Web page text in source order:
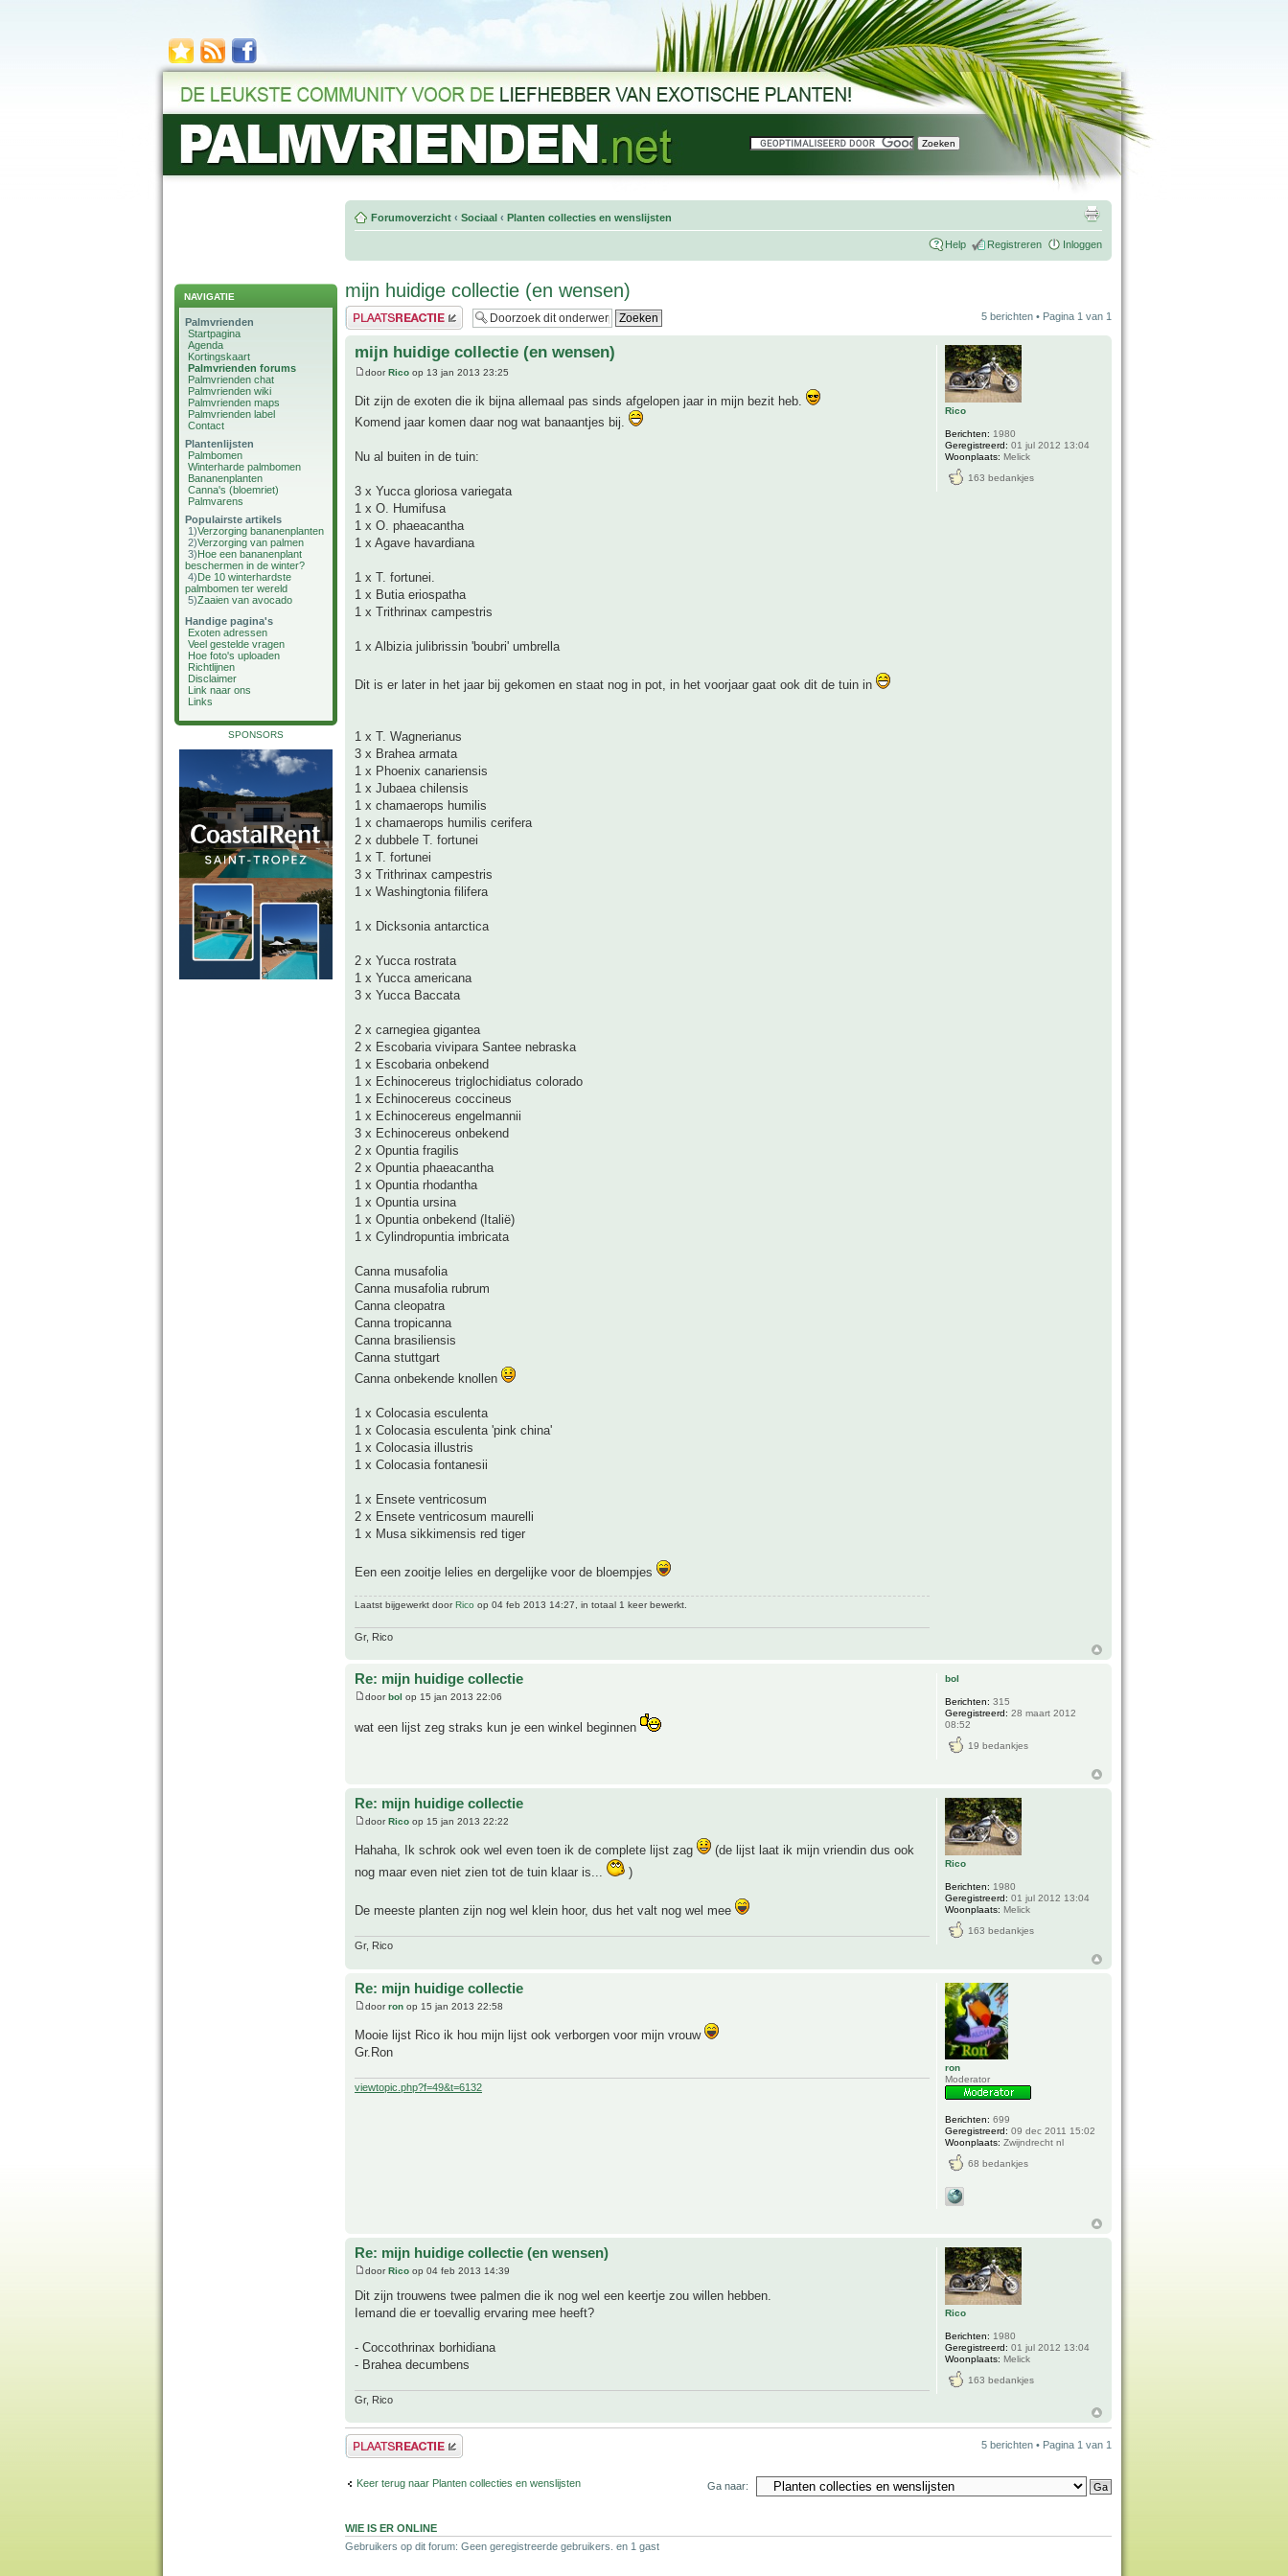
NAVIGATIE
Palmvrienden
Startpagina
Agenda
Kortingskaart
Palmvrienden forums
Palmvrienden chat
Palmvrienden wiki
Palmvrienden maps
Palmvrienden label
Contact
Plantenlijsten
Palmbomen
Winterharde palmbomen
Bananenplanten
Canna's (bloemriet)
Palmvarens
Populairste artikels
1)Verzorging bananenplanten
2)Verzorging van palmen
3)Hoe een bananenplant
beschermen in de winter?
4)De 10 winterhardste
palmbomen ter wereld
5)Zaaien van avocado
Handige pagina's
Exoten adressen
Veel gestelde vragen
Hoe foto's uploaden
Richtlijnen
Disclaimer
Link naar ons
Links
SPONSORS
Forumoverzicht ‹ Sociaal ‹ Planten collecties en wenslijsten
Help Registreren Inloggen
mijn huidige collectie (en wensen)
Plaats een reactie 5 berichten • Pagina 1 van 1
mijn huidige collectie (en wensen)
doorRico op 13 jan 2013 23:25
Dit zijn de exoten die ik bijna allemaal pas sinds afgelopen jaar in mijn bezit heb.
Komend jaar komen daar nog wat banaantjes bij.
Nu al buiten in de tuin:
3 x Yucca gloriosa variegata
1 x O. Humifusa
1 x O. phaeacantha
1 x Agave havardiana
1 x T. fortunei.
1 x Butia eriospatha
1 x Trithrinax campestris
1 x Albizia julibrissin 'boubri' umbrella
Dit is er later in het jaar bij gekomen en staat nog in pot, in het voorjaar gaat ook dit de tuin in
1 x T. Wagnerianus
3 x Brahea armata
1 x Phoenix canariensis
1 x Jubaea chilensis
1 x chamaerops humilis
1 x chamaerops humilis cerifera
2 x dubbele T. fortunei
1 x T. fortunei
3 x Trithrinax campestris
1 x Washingtonia filifera
1 x Dicksonia antarctica
2 x Yucca rostrata
1 x Yucca americana
3 x Yucca Baccata
2 x carnegiea gigantea
2 x Escobaria vivipara Santee nebraska
1 x Escobaria onbekend
1 x Echinocereus triglochidiatus colorado
1 x Echinocereus coccineus
1 x Echinocereus engelmannii
3 x Echinocereus onbekend
2 x Opuntia fragilis
2 x Opuntia phaeacantha
1 x Opuntia rhodantha
1 x Opuntia ursina
1 x Opuntia onbekend (Italië)
1 x Cylindropuntia imbricata
Canna musafolia
Canna musafolia rubrum
Canna cleopatra
Canna tropicanna
Canna brasiliensis
Canna stuttgart
Canna onbekende knollen
1 x Colocasia esculenta
1 x Colocasia esculenta 'pink china'
1 x Colocasia illustris
1 x Colocasia fontanesii
1 x Ensete ventricosum
2 x Ensete ventricosum maurelli
1 x Musa sikkimensis red tiger
Een een zooitje lelies en dergelijke voor de bloempjes
Laatst bijgewerkt doorRico op 04 feb 2013 14:27, in totaal 1 keer bewerkt.
Gr, Rico
Rico
Berichten: 1980
Geregistreerd: 01 jul 2012 13:04
Woonplaats: Melick
163 bedankjes
Re: mijn huidige collectie
doorbol op 15 jan 2013 22:06
wat een lijst zeg straks kun je een winkel beginnen
bol
Berichten: 315
Geregistreerd: 28 maart 2012
08:52
19 bedankjes
Re: mijn huidige collectie
doorRico op 15 jan 2013 22:22
Hahaha, Ik schrok ook wel even toen ik de complete lijst zag
(de lijst laat ik mijn vriendin dus ook
nog maar even niet zien tot de tuin klaar is...
)
De meeste planten zijn nog wel klein hoor, dus het valt nog wel mee
Gr, Rico
Rico
Berichten: 1980
Geregistreerd: 01 jul 2012 13:04
Woonplaats: Melick
163 bedankjes
Re: mijn huidige collectie
doorron op 15 jan 2013 22:58
Mooie lijst Rico ik hou mijn lijst ook verborgen voor mijn vrouw
Gr.Ron
viewtopic.php?f=49&t=6132
ron
Moderator
Berichten: 699
Geregistreerd: 09 dec 2011 15:02
Woonplaats: Zwijndrecht nl
68 bedankjes
Re: mijn huidige collectie (en wensen)
doorRico op 04 feb 2013 14:39
Dit zijn trouwens twee palmen die ik nog wel een keertje zou willen hebben.
Iemand die er toevallig ervaring mee heeft?
- Coccothrinax borhidiana
- Brahea decumbens
Gr, Rico
Rico
Berichten: 1980
Geregistreerd: 01 jul 2012 13:04
Woonplaats: Melick
163 bedankjes
Plaats een reactie 5 berichten • Pagina 1 van 1
Keer terug naar Planten collecties en wenslijsten Ga naar:
WIE IS ER ONLINE
Gebruikers op dit forum: Geen geregistreerde gebruikers. en 1 gast